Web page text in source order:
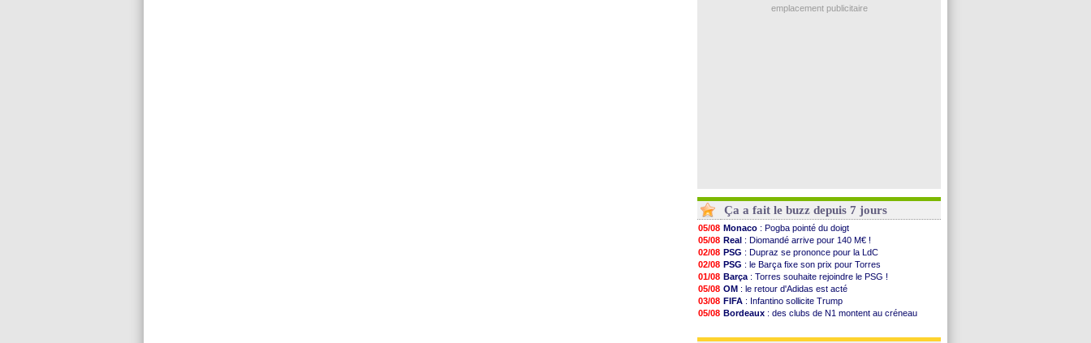
: Højbjerg, son agent maintient le suspense
emplacement publicitaire
Ça a fait le buzz depuis 7 jours
05/08 Monaco : Pogba pointé du doigt
05/08 Real : Diomandé arrive pour 140 M€ !
02/08 PSG : Dupraz se prononce pour la LdC
02/08 PSG : le Barça fixe son prix pour Torres
01/08 Barça : Torres souhaite rejoindre le PSG !
05/08 OM : le retour d'Adidas est acté
03/08 FIFA : Infantino sollicite Trump
05/08 Bordeaux : des clubs de N1 montent au créneau
03/08 Real: le démenti de Leipzig pour Diomandé